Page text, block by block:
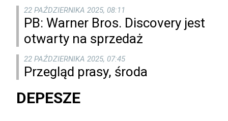
22 PAŹDZIERNIKA 2025, 08:11
PB: Warner Bros. Discovery jest
otwarty na sprzedaż
22 PAŹDZIERNIKA 2025, 07:45
Przegląd prasy, środa
DEPESZE